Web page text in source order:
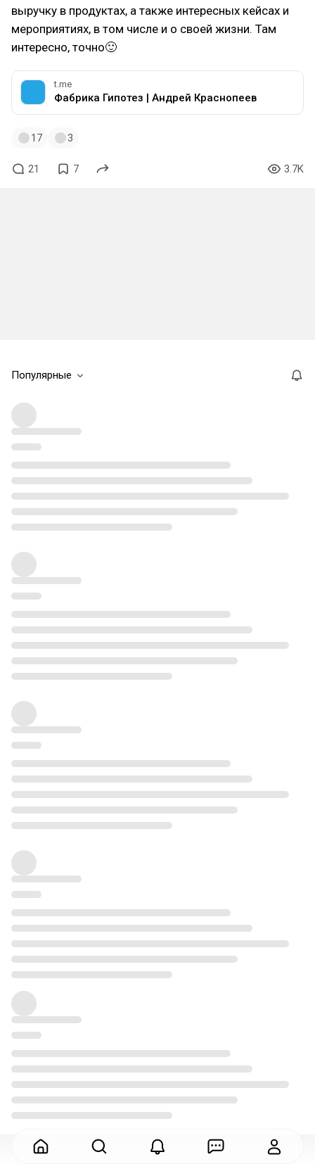
выручку в продуктах, а также интересных кейсах и
мероприятиях, в том числе и о своей жизни. Там
интересно, точно🙂
t.me
Фабрика Гипотез | Андрей Краснопеев
17 3
21 7 3.7K
Популярные